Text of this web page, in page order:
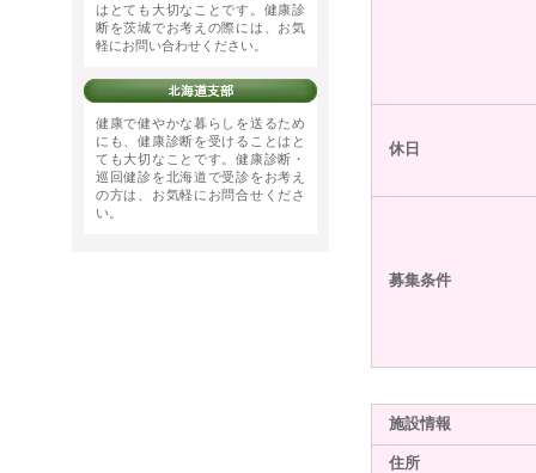
はとても大切なことです。健康診
断を茨城でお考えの際には、お気
軽にお問い合わせください。
健康で健やかな暮らしを送るため
にも、健康診断を受けることはと
ても大切なことです。健康診断・
巡回健診を北海道で受診をお考え
の方は、お気軽にお問合せくださ
い。
休日
募集条件
施設情報
住所